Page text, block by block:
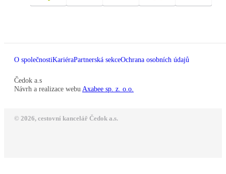
O společnostiKariéraPartnerská sekceOchrana osobních údajů
Čedok a.s
Návrh a realizace webu Axabee sp. z. o.o.
© 2026, cestovní kancelář Čedok a.s.